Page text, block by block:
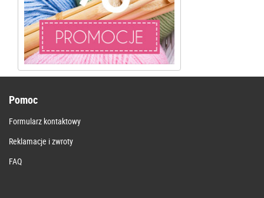
Pomoc
Formularz kontaktowy
Reklamacje i zwroty
FAQ